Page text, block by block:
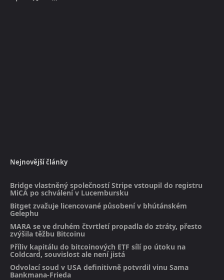
Nejnovější články
Bridge vlastněný společností Stripe vstoupil do registru
MiCA po schválení v Lucembursku
Bitget zvažuje licencované působení v bhútánském
Gelephu
MARA se ve druhém čtvrtletí propadla do ztráty, přesto
zvýšila těžbu Bitcoinu
Příliv kapitálu do bitcoinových ETF sílí po útoku na
Coldcard, souvislost ale není jistá
Odvolací soud v USA definitivně potvrdil vinu Sama
Bankmana-Frieda